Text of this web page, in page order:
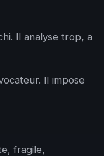
Il analyse trop, a
Il impose
fragile,